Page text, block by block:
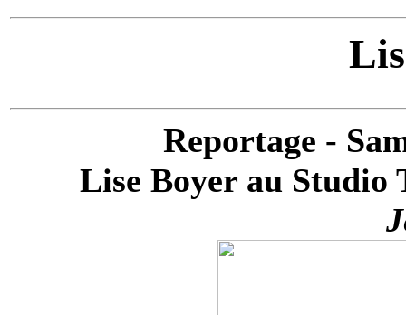
Reportage -
Lise Boyer au Studio